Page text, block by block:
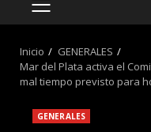
MENÚ
Inicio
GENERALES
Mar del Plata activa el
mal tiempo previsto para
GENERALES